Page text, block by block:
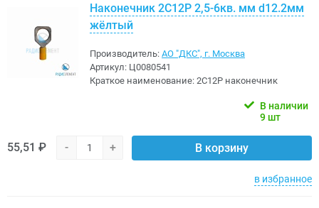
Наконечник 2C12P 2,5-6кв. мм d12.2мм
жёлтый
Производитель: АО "ДКС", г. Москва
Артикул: Ц0080541
Краткое наименование: 2C12P наконечник
В наличии
9 шт
55,51 ₽ - + В корзину
в избранное